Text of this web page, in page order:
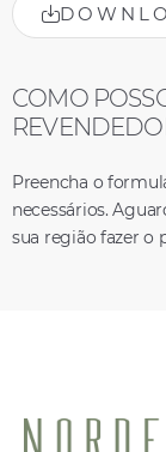
COMO
Preencha o
necessários.
sua região fazer o